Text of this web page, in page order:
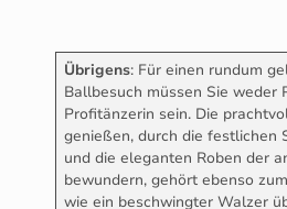
Übrigens: Für einen rundum
Ballbesuch müssen Sie weder
Profitänzerin sein. Die
genießen, durch die festlichen
und die eleganten Roben der
bewundern, gehört ebenso
wie ein beschwingter Walzer